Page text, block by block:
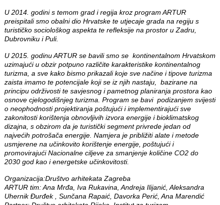
U 2014. godini s temom grad i regija kroz program ARTUR
preispitali smo obalni dio Hrvatske te utjecaje grada na regiju s
turističko sociološkog aspekta te refleksije na prostor u Zadru,
Dubrovniku i Puli.
U 2015. godinu ARTUR se bavili smo se kontinentalnom Hrvatskom
uzimajući u obzir potpuno različite karakteristike kontinentalnog
turizma, a sve kako bismo prikazali koje sve načine i tipove turizma
zaista imamo te potencijale koji se iz njih nastaju, bazirane na
principu održivosti te savjesnog i pametnog planiranja prostora kao
osnove cjelogodišnjeg turizma. Program se bavi podizanjem svijesti
o neophodnosti projektiranja poštujući i implementirajući sve
zakonitosti korištenja obnovljivih izvora energije i bioklimatskog
dizajna, s obzirom da je turistički segment privrede jedan od
najvećih potrošača energije. Namjera je približiti alate i metode
usmjerene na učinkovito korištenje energije, poštujući i
promovirajući Nacionalne ciljeve za smanjenje količine CO2 do
2030 god kao i energetske učinkovitosti.
Organizacija:Društvo arhitekata Zagreba
ARTUR tim: Ana Mrđa, Iva Rukavina, Andreja Ilijanić, Aleksandra
Uhernik Đurđek , Sunčana Rapaić, Davorka Perić, Ana Marendić